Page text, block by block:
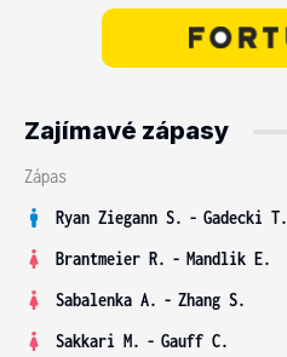
Zajímavé zápasy
Zápas
Ryan Ziegann S. - Gadecki T.
Brantmeier R. - Mandlik E.
Sabalenka A. - Zhang S.
Sakkari M. - Gauff C.